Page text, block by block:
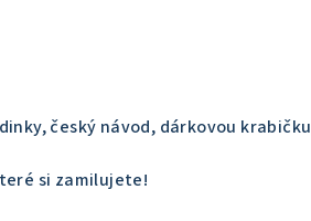
český návod, dárkovou krabičku
si zamilujete!